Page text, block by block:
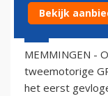
21 juli 2005 - 2:00
MEMMINGEN -
tweemotorige
het eerst
Bekijk